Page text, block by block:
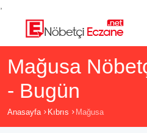
Mağusa
- Bugün
Anasayfa Kıbrıs Mağusa